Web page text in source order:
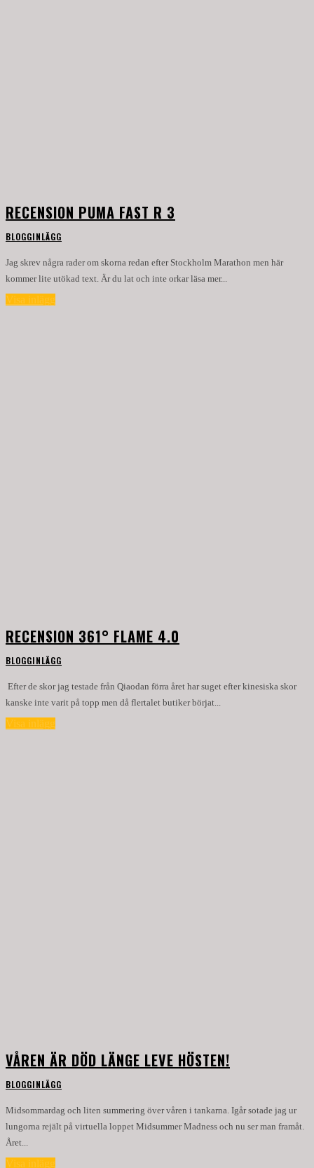
RECENSION PUMA FAST R 3
BLOGGINLÄGG
Jag skrev några rader om skorna redan efter Stockholm Marathon men här
kommer lite utökad text. Är du lat och inte orkar läsa mer...
Visa inlägg
RECENSION 361° FLAME 4.0
BLOGGINLÄGG
Efter de skor jag testade från Qiaodan förra året har suget efter kinesiska skor
kanske inte varit på topp men då flertalet butiker börjat...
Visa inlägg
VÅREN ÄR DÖD LÄNGE LEVE HÖSTEN!
BLOGGINLÄGG
Midsommardag och liten summering över våren i tankarna. Igår sotade jag ur
lungorna rejält på virtuella loppet Midsummer Madness och nu ser man framåt.
Året...
Visa inlägg